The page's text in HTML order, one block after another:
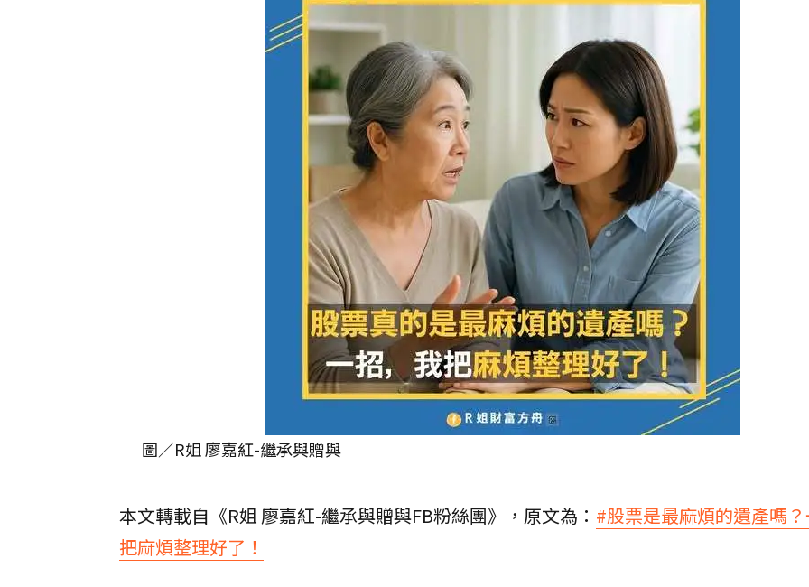
圖／R姐 廖嘉紅-繼承與贈與
本文轉載自《R姐 廖嘉紅-繼承與贈與FB粉絲團》，原文為： #股票是最麻煩的遺產嗎
把麻煩整理好了！